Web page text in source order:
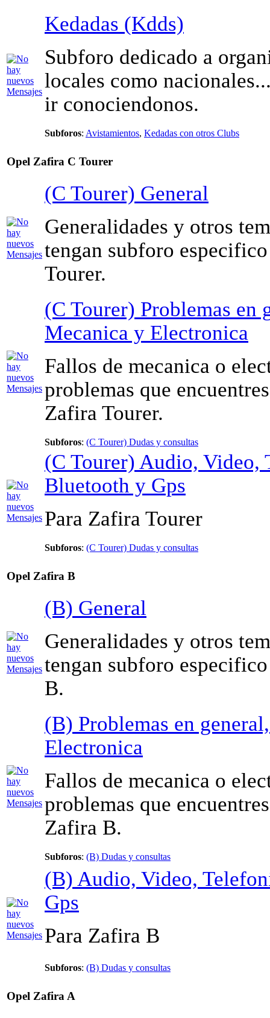
Kedadas (Kdds)
Subforo dedicado a
locales como
ir conociendonos.
Subforos: Avistamientos, Kedadas con otros Clubs
Opel Zafira C Tourer
(C Tourer) General
Generalidades y otros
tengan subforo
Tourer.
(C Tourer) Problemas en
Mecanica y Electronica
Fallos de mecanica o
problemas que
Zafira Tourer.
Subforos: (C Tourer) Dudas y consultas
(C Tourer) Audio, Video,
Bluetooth y Gps
Para Zafira Tourer
Subforos: (C Tourer) Dudas y consultas
Opel Zafira B
(B) General
Generalidades y otros
tengan subforo
B.
(B) Problemas en
Electronica
Fallos de mecanica o
problemas que
Zafira B.
Subforos: (B) Dudas y consultas
(B) Audio, Video,
Gps
Para Zafira B
Subforos: (B) Dudas y consultas
Opel Zafira A